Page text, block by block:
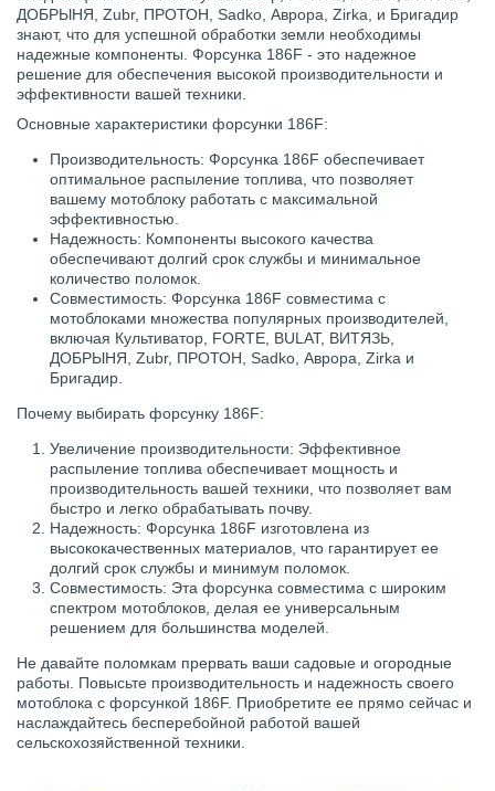
ДОБРЫНЯ, Zubr, ПРОТОН, Sadko, Аврора, Zirka, и Бригадир
знают, что для успешной обработки земли необходимы
надежные компоненты. Форсунка 186F - это надежное
решение для обеспечения высокой производительности и
эффективности вашей техники.
Основные характеристики форсунки 186F:
Производительность: Форсунка 186F обеспечивает
оптимальное распыление топлива, что позволяет
вашему мотоблоку работать с максимальной
эффективностью.
Надежность: Компоненты высокого качества
обеспечивают долгий срок службы и минимальное
количество поломок.
Совместимость: Форсунка 186F совместима с
мотоблоками множества популярных производителей,
включая Культиватор, FORTE, BULAT, ВИТЯЗЬ,
ДОБРЫНЯ, Zubr, ПРОТОН, Sadko, Аврора, Zirka и
Бригадир.
Почему выбирать форсунку 186F:
Увеличение производительности: Эффективное
распыление топлива обеспечивает мощность и
производительность вашей техники, что позволяет вам
быстро и легко обрабатывать почву.
Надежность: Форсунка 186F изготовлена из
высококачественных материалов, что гарантирует ее
долгий срок службы и минимум поломок.
Совместимость: Эта форсунка совместима с широким
спектром мотоблоков, делая ее универсальным
решением для большинства моделей.
Не давайте поломкам прервать ваши садовые и огородные
работы. Повысьте производительность и надежность своего
мотоблока с форсункой 186F. Приобретите ее прямо сейчас и
наслаждайтесь бесперебойной работой вашей
сельскохозяйственной техники.